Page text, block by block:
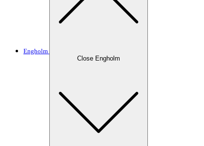
Engholm
Close Engholm